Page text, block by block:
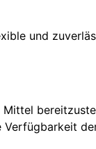
und